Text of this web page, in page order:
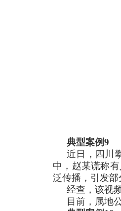
典型案例9
近日，四川
中，赵某谎称
泛传播，引发部
经查，该视
目前，属地